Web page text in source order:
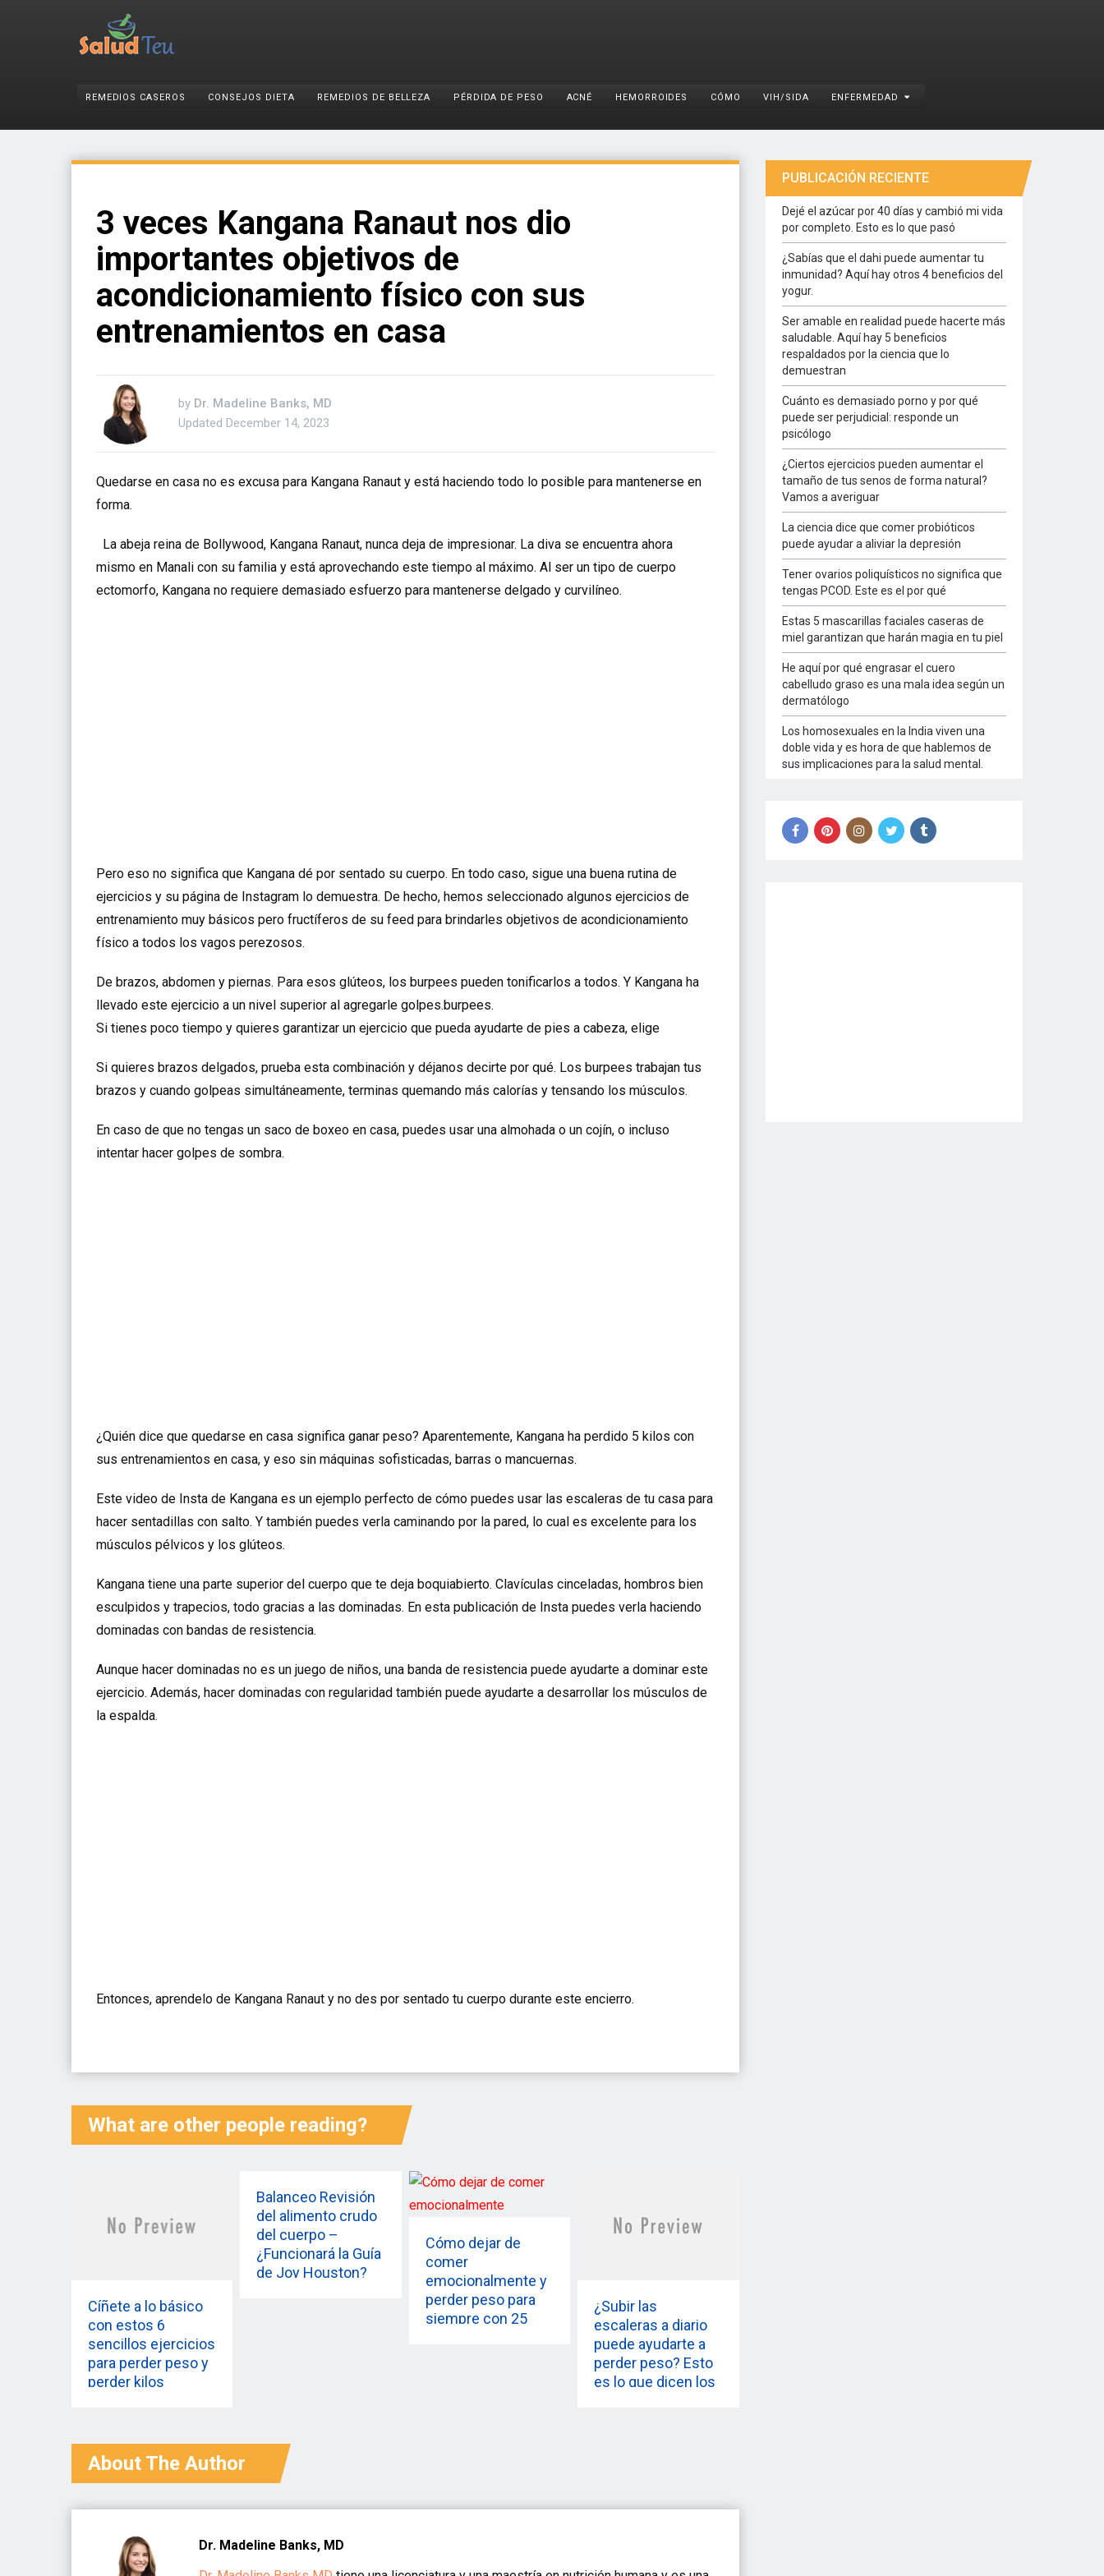
REMEDIOS CASEROS CONSEJOS DIETA REMEDIOS DE BELLEZA PÉRDIDA DE PESO ACNÉ HEMORROIDES CÓMO VIH/SIDA ENFERMEDAD
3 veces Kangana Ranaut nos dio
importantes objetivos de
acondicionamiento físico con sus
entrenamientos en casa
by Dr. Madeline Banks, MD
Updated December 14, 2023
Quedarse en casa no es excusa para Kangana Ranaut y está haciendo todo lo posible para mantenerse en
forma.
La abeja reina de Bollywood, Kangana Ranaut, nunca deja de impresionar. La diva se encuentra ahora
mismo en Manali con su familia y está aprovechando este tiempo al máximo. Al ser un tipo de cuerpo
ectomorfo, Kangana no requiere demasiado esfuerzo para mantenerse delgado y curvilíneo.
Pero eso no significa que Kangana dé por sentado su cuerpo. En todo caso, sigue una buena rutina de
ejercicios y su página de Instagram lo demuestra. De hecho, hemos seleccionado algunos ejercicios de
entrenamiento muy básicos pero fructíferos de su feed para brindarles objetivos de acondicionamiento
físico a todos los vagos perezosos.
De brazos, abdomen y piernas. Para esos glúteos, los burpees pueden tonificarlos a todos. Y Kangana ha
llevado este ejercicio a un nivel superior al agregarle golpes.burpees.
Si tienes poco tiempo y quieres garantizar un ejercicio que pueda ayudarte de pies a cabeza, elige
Si quieres brazos delgados, prueba esta combinación y déjanos decirte por qué. Los burpees trabajan tus
brazos y cuando golpeas simultáneamente, terminas quemando más calorías y tensando los músculos.
En caso de que no tengas un saco de boxeo en casa, puedes usar una almohada o un cojín, o incluso
intentar hacer golpes de sombra.
¿Quién dice que quedarse en casa significa ganar peso? Aparentemente, Kangana ha perdido 5 kilos con
sus entrenamientos en casa, y eso sin máquinas sofisticadas, barras o mancuernas.
Este video de Insta de Kangana es un ejemplo perfecto de cómo puedes usar las escaleras de tu casa para
hacer sentadillas con salto. Y también puedes verla caminando por la pared, lo cual es excelente para los
músculos pélvicos y los glúteos.
Kangana tiene una parte superior del cuerpo que te deja boquiabierto. Clavículas cinceladas, hombros bien
esculpidos y trapecios, todo gracias a las dominadas. En esta publicación de Insta puedes verla haciendo
dominadas con bandas de resistencia.
Aunque hacer dominadas no es un juego de niños, una banda de resistencia puede ayudarte a dominar este
ejercicio. Además, hacer dominadas con regularidad también puede ayudarte a desarrollar los músculos de
la espalda.
Entonces, aprendelo de Kangana Ranaut y no des por sentado tu cuerpo durante este encierro.
What are other people reading?
Cíñete a lo básico
con estos 6
sencillos ejercicios
para perder peso y
perder kilos
Balanceo Revisión
del alimento crudo
del cuerpo –
¿Funcionará la Guía
de Joy Houston?
Cómo dejar de
comer
emocionalmente y
perder peso para
siempre con 25
¿Subir las
escaleras a diario
puede ayudarte a
perder peso? Esto
es lo que dicen los
About The Author
Dr. Madeline Banks, MD
PUBLICACIÓN RECIENTE
Dejé el azúcar por 40 días y cambió mi vida
por completo. Esto es lo que pasó
¿Sabías que el dahi puede aumentar tu
inmunidad? Aquí hay otros 4 beneficios del
yogur.
Ser amable en realidad puede hacerte más
saludable. Aquí hay 5 beneficios
respaldados por la ciencia que lo
demuestran
Cuánto es demasiado porno y por qué
puede ser perjudicial: responde un
psicólogo
¿Ciertos ejercicios pueden aumentar el
tamaño de tus senos de forma natural?
Vamos a averiguar
La ciencia dice que comer probióticos
puede ayudar a aliviar la depresión
Tener ovarios poliquísticos no significa que
tengas PCOD. Este es el por qué
Estas 5 mascarillas faciales caseras de
miel garantizan que harán magia en tu piel
He aquí por qué engrasar el cuero
cabelludo graso es una mala idea según un
dermatólogo
Los homosexuales en la India viven una
doble vida y es hora de que hablemos de
sus implicaciones para la salud mental.